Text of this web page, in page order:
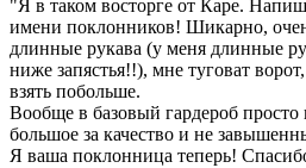
"Я в таком восторге от Каре.
имени поклонников! Шикарно,
длинные рукава (у меня длинные
ниже запястья!!), мне туговат
взять побольше.
Вообще в базовый гардероб
большое за качество и не
Я ваша поклонница теперь!